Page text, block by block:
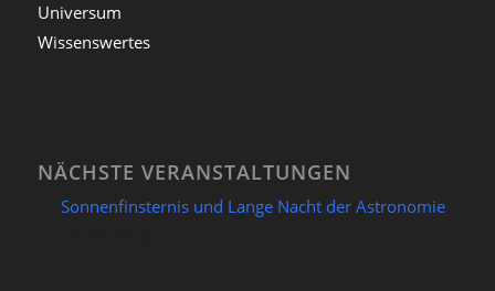
Universum
Wissenswertes
NÄCHSTE VERANSTALTUNGEN
Sonnenfinsternis und Lange Nacht der Astronomie